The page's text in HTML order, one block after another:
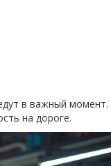
в важный момент.
на дороге.